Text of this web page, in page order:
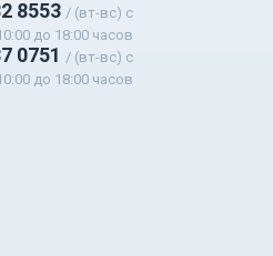
8553 / (вт-вс) c
до 18:00 часов
0751 / (вт-вс) с
до 18:00 часов